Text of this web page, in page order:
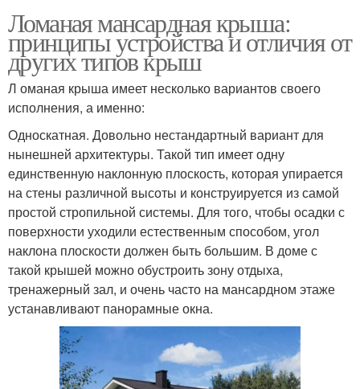
Ломаная мансардная крыша:
принципы устройства и отличия от
других типов крыш
Л оманая крыша имеет несколько вариантов своего
исполнения, а именно:
Односкатная. Довольно нестандартный вариант для
нынешней архитектуры. Такой тип имеет одну
единственную наклонную плоскость, которая упирается
на стены различной высоты и конструируется из самой
простой стропильной системы. Для того, чтобы осадки с
поверхности уходили естественным способом, угол
наклона плоскости должен быть большим. В доме с
такой крышей можно обустроить зону отдыха,
тренажерный зал, и очень часто на мансардном этаже
устанавливают панорамные окна.